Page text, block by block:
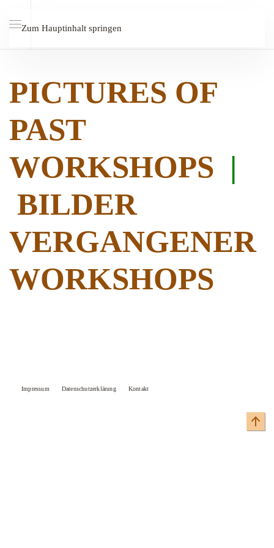
Zum Hauptinhalt springen
PICTURES OF
PAST
WORKSHOPS |
BILDER
VERGANGENER
WORKSHOPS
Impressum Datenschutzerklärung Kontakt